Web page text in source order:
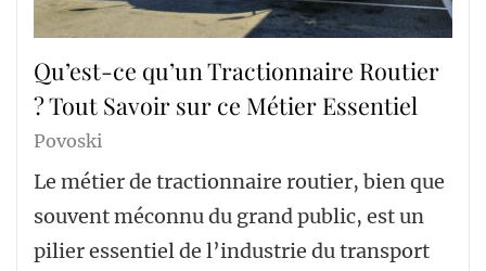
Qu’est-ce qu’un Tractionnaire Routier
? Tout Savoir sur ce Métier Essentiel
Povoski
Le métier de tractionnaire routier, bien que
souvent méconnu du grand public, est un
pilier essentiel de l’industrie du transport